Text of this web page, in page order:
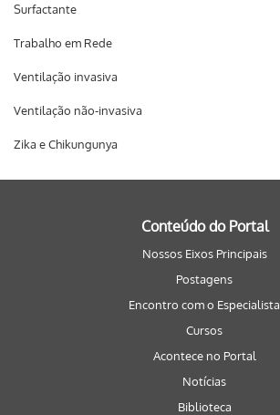
Surfactante
Trabalho em Rede
Ventilação invasiva
Ventilação não-invasiva
Zika e Chikungunya
Conteúdo do Portal
Nossos Eixos Principais
Postagens
Encontro com o Especialista
Cursos
Acontece no Portal
Notícias
Biblioteca